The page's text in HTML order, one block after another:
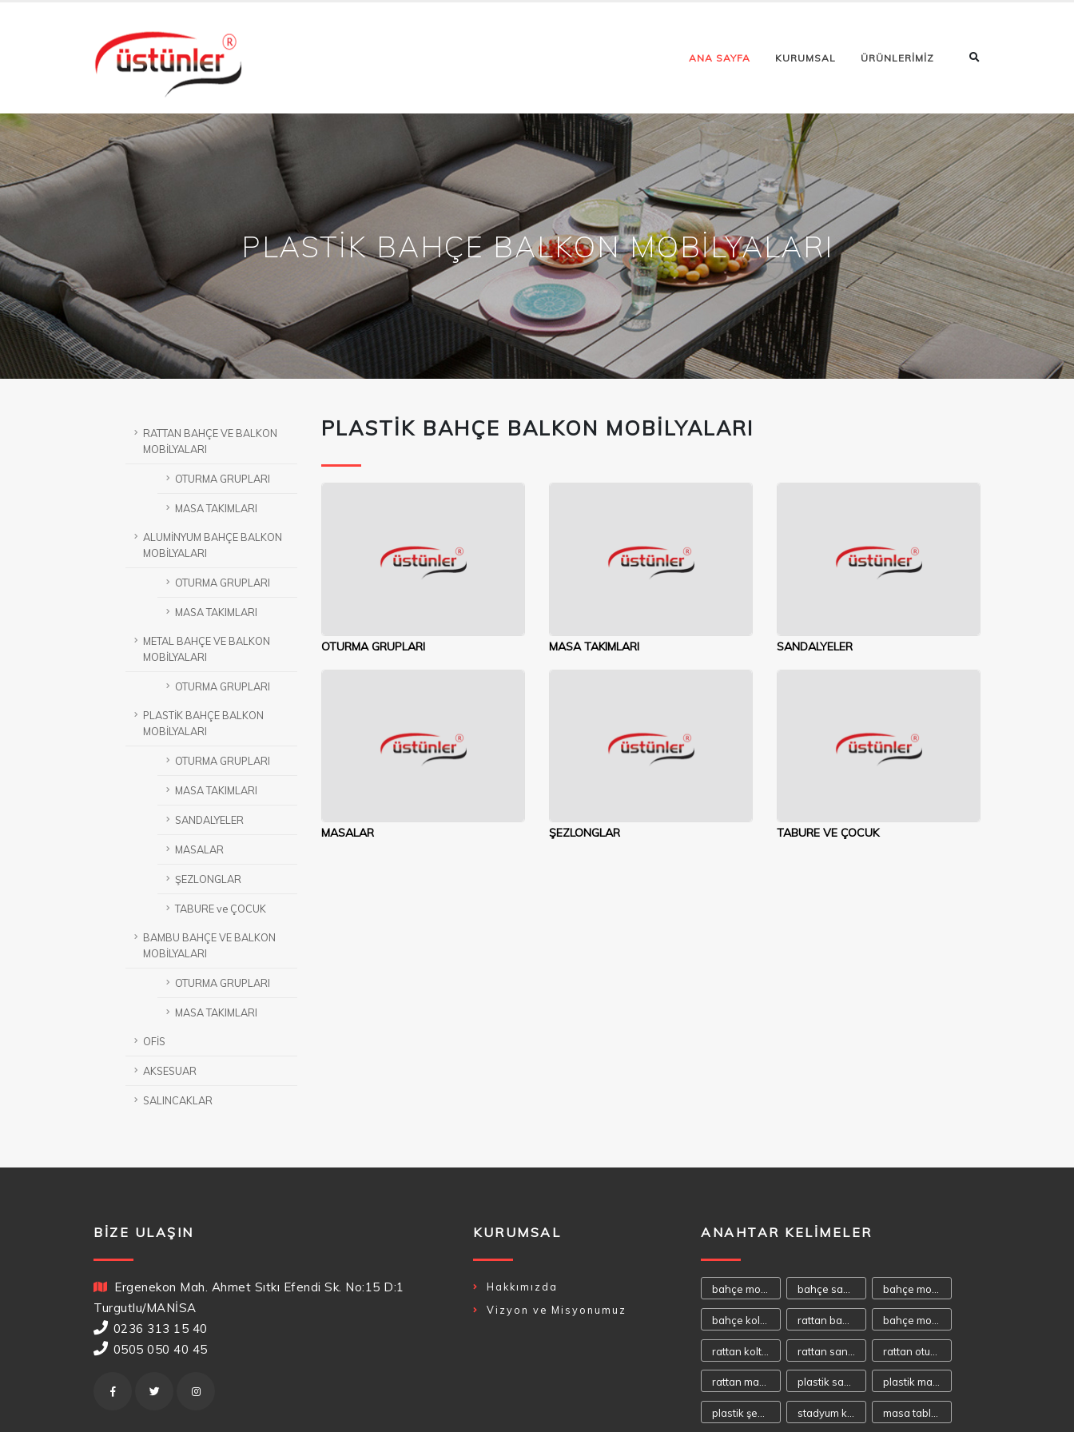
ANA SAYFA KURUMSAL ÜRÜNLERİMİZ
PLASTİK BAHÇE BALKON MOBİLYALARI
RATTAN BAHÇE VE BALKON
MOBİLYALARI
OTURMA GRUPLARI
MASA TAKIMLARI
ALUMİNYUM BAHÇE BALKON
MOBİLYALARI
OTURMA GRUPLARI
MASA TAKIMLARI
METAL BAHÇE VE BALKON
MOBİLYALARI
OTURMA GRUPLARI
PLASTİK BAHÇE BALKON
MOBİLYALARI
OTURMA GRUPLARI
MASA TAKIMLARI
SANDALYELER
MASALAR
ŞEZLONGLAR
TABURE ve ÇOCUK
BAMBU BAHÇE VE BALKON
MOBİLYALARI
OTURMA GRUPLARI
MASA TAKIMLARI
OFİS
AKSESUAR
SALINCAKLAR
PLASTİK BAHÇE BALKON MOBİLYALARI
OTURMA GRUPLARI MASA TAKIMLARI SANDALYELER
MASALAR ŞEZLONGLAR TABURE VE ÇOCUK
BIZE ULAŞIN
Ergenekon Mah. Ahmet Sıtkı Efendi Sk. No:15 D:1
Turgutlu/MANİSA
0236 313 15 40
0505 050 40 45
KURUMSAL
Hakkımızda
Vizyon ve Misyonumuz
ANAHTAR KELIMELER
rattan masa takımı plastik sandalye plastik masa